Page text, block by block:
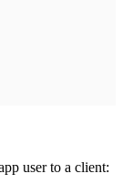
user to a client: